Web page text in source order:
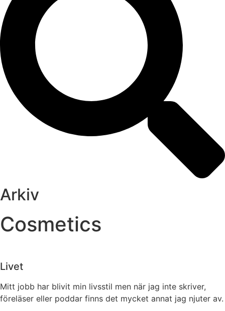
Arkiv
Cosmetics
Livet
Mitt jobb har blivit min livsstil men när jag inte skriver,
föreläser eller poddar finns det mycket annat jag njuter av.